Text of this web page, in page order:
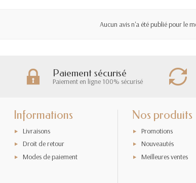
Aucun avis n'a été publié pour le
Paiement sécurisé
Paiement en ligne 100% sécurisé
Informations
Livraisons
Droit de retour
Modes de paiement
Nos produits
Promotions
Nouveautés
Meilleures ventes